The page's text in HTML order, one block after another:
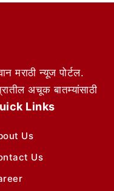
मराठी न्यूज पोर्टल.
अचूक बातम्यांसाठी
Links
Us
Us